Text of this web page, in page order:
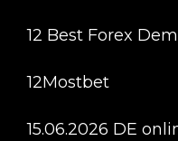
12 Best Forex
12Mostbet
15.06.2026 DE